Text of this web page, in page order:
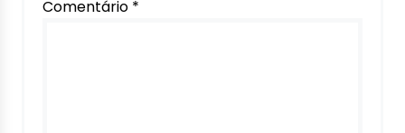
Comentário *